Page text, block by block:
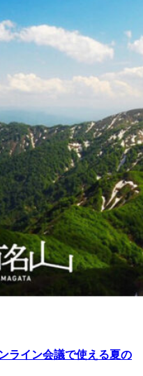
ライン会議で使える夏の